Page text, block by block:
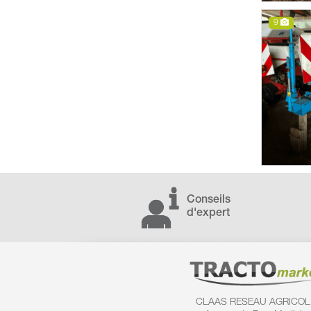
9
Conseils
d'expert
CLAAS RESEAU